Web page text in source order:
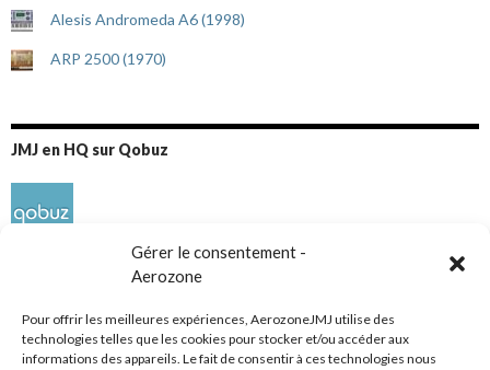
Gérer le consentement -
Aerozone
Pour offrir les meilleures expériences, AerozoneJMJ utilise des
technologies telles que les cookies pour stocker et/ou accéder aux
informations des appareils. Le fait de consentir à ces technologies nous
Alesis Andromeda A6 (1998)
ARP 2500 (1970)
JMJ en HQ sur Qobuz
Réseaux sociaux